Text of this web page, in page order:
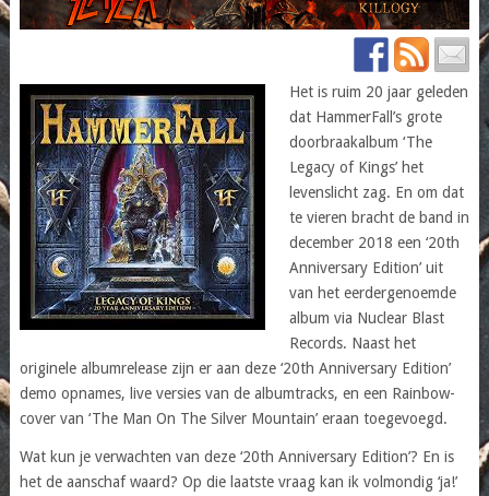
Het is ruim 20 jaar geleden
dat HammerFall’s grote
doorbraakalbum ‘The
Legacy of Kings’ het
levenslicht zag. En om dat
te vieren bracht de band in
december 2018 een ‘20th
Anniversary Edition’ uit
van het eerdergenoemde
album via Nuclear Blast
Records. Naast het
originele albumrelease zijn er aan deze ‘20th Anniversary Edition’
demo opnames, live versies van de albumtracks, en een Rainbow-
cover van ‘The Man On The Silver Mountain’ eraan toegevoegd.
Wat kun je verwachten van deze ‘20th Anniversary Edition’? En is
het de aanschaf waard? Op die laatste vraag kan ik volmondig ‘ja!’